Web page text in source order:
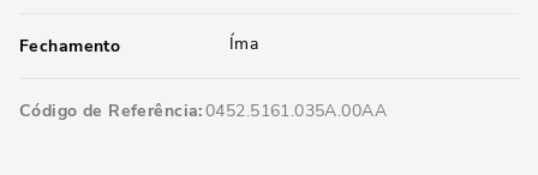
Fechamento Íma
Código de Referência 0452.5161.035A.00AA